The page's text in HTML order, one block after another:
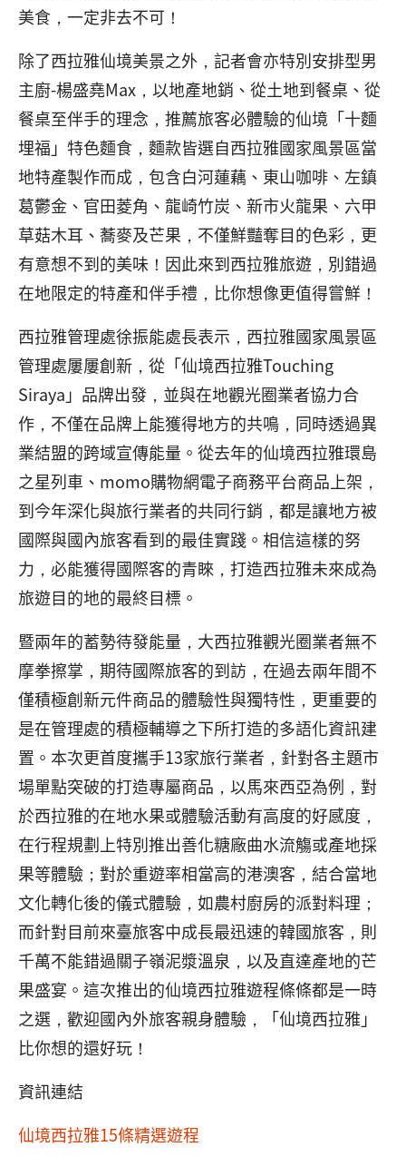
美食，一定非去不可！
除了西拉雅仙境美景之外，記者會亦特別安排型男
主廚-楊盛堯Max，以地產地銷、從土地到餐桌、從
餐桌至伴手的理念，推薦旅客必體驗的仙境「十麵
埋福」特色麵食，麵款皆選自西拉雅國家風景區當
地特產製作而成，包含白河蓮藕、東山咖啡、左鎮
葛鬱金、官田菱角、龍崎竹炭、新市火龍果、六甲
草菇木耳、蕎麥及芒果，不僅鮮豔奪目的色彩，更
有意想不到的美味！因此來到西拉雅旅遊，別錯過
在地限定的特產和伴手禮，比你想像更值得嘗鮮！
西拉雅管理處徐振能處長表示，西拉雅國家風景區
管理處屢屢創新，從「仙境西拉雅Touching
Siraya」品牌出發，並與在地觀光圈業者協力合
作，不僅在品牌上能獲得地方的共鳴，同時透過異
業結盟的跨域宣傳能量。從去年的仙境西拉雅環島
之星列車、momo購物網電子商務平台商品上架，
到今年深化與旅行業者的共同行銷，都是讓地方被
國際與國內旅客看到的最佳實踐。相信這樣的努
力，必能獲得國際客的青睞，打造西拉雅未來成為
旅遊目的地的最終目標。
暨兩年的蓄勢待發能量，大西拉雅觀光圈業者無不
摩拳擦掌，期待國際旅客的到訪，在過去兩年間不
僅積極創新元件商品的體驗性與獨特性，更重要的
是在管理處的積極輔導之下所打造的多語化資訊建
置。本次更首度攜手13家旅行業者，針對各主題市
場單點突破的打造專屬商品，以馬來西亞為例，對
於西拉雅的在地水果或體驗活動有高度的好感度，
在行程規劃上特別推出善化糖廠曲水流觴或產地採
果等體驗；對於重遊率相當高的港澳客，結合當地
文化轉化後的儀式體驗，如農村廚房的派對料理；
而針對目前來臺旅客中成長最迅速的韓國旅客，則
千萬不能錯過關子嶺泥漿溫泉，以及直達產地的芒
果盛宴。這次推出的仙境西拉雅遊程條條都是一時
之選，歡迎國內外旅客親身體驗，「仙境西拉雅」
比你想的還好玩！
資訊連結
仙境西拉雅15條精選遊程